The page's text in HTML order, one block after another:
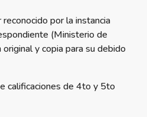
por la instancia
(Ministerio de
y copia para su debido
calificaciones de 4to y 5to